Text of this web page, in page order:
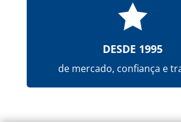

DESDE 1995
de mercado, confiança e